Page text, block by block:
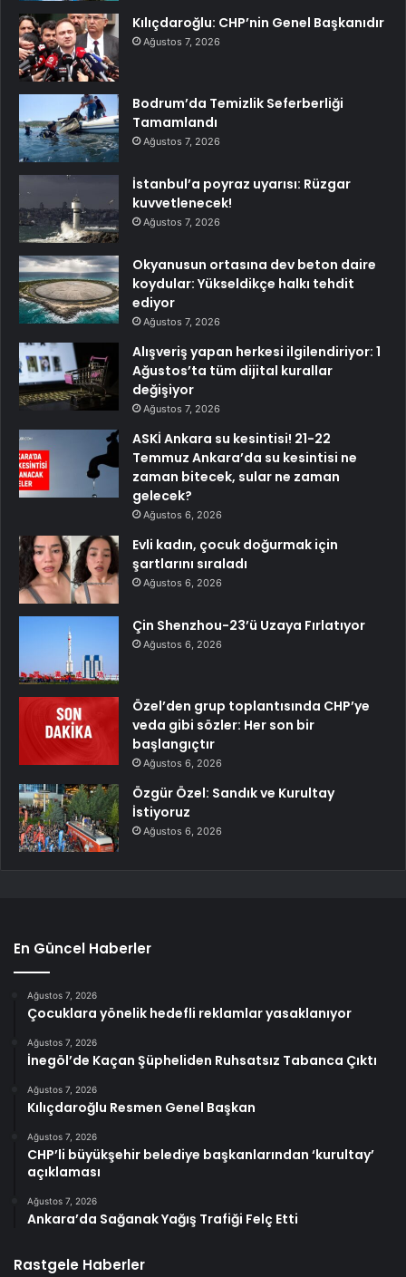
Kılıçdaroğlu: CHP’nin Genel Başkanıdır
Ağustos 7, 2026
Bodrum’da Temizlik Seferberliği
Tamamlandı
Ağustos 7, 2026
İstanbul’a poyraz uyarısı: Rüzgar
kuvvetlenecek!
Ağustos 7, 2026
Okyanusun ortasına dev beton daire
koydular: Yükseldikçe halkı tehdit
ediyor
Ağustos 7, 2026
Alışveriş yapan herkesi ilgilendiriyor: 1
Ağustos’ta tüm dijital kurallar
değişiyor
Ağustos 7, 2026
ASKİ Ankara su kesintisi! 21-22
Temmuz Ankara’da su kesintisi ne
zaman bitecek, sular ne zaman
gelecek?
Ağustos 6, 2026
Evli kadın, çocuk doğurmak için
şartlarını sıraladı
Ağustos 6, 2026
Çin Shenzhou-23’ü Uzaya Fırlatıyor
Ağustos 6, 2026
Özel’den grup toplantısında CHP’ye
veda gibi sözler: Her son bir
başlangıçtır
Ağustos 6, 2026
Özgür Özel: Sandık ve Kurultay
İstiyoruz
Ağustos 6, 2026
En Güncel Haberler
Ağustos 7, 2026
Çocuklara yönelik hedefli reklamlar yasaklanıyor
Ağustos 7, 2026
İnegöl’de Kaçan Şüpheliden Ruhsatsız Tabanca Çıktı
Ağustos 7, 2026
Kılıçdaroğlu Resmen Genel Başkan
Ağustos 7, 2026
CHP’li büyükşehir belediye başkanlarından ‘kurultay’
açıklaması
Ağustos 7, 2026
Ankara’da Sağanak Yağış Trafiği Felç Etti
Rastgele Haberler